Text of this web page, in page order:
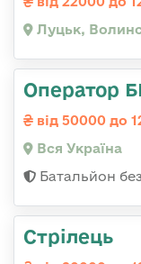
Луцьк,
Оператор
від 50000 до
Вся Україна
Батальйон
Стрілець